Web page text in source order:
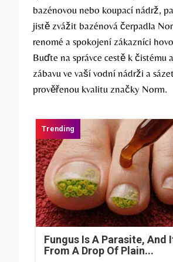
bazénovou nebo koupací nádrž,
jistě zvážit bazénová čerpadla
renomé a spokojení zákazníci
Buďte na správce cestě k čistému
zábavu ve vaší vodní nádrži a
prověřenou kvalitu značky Norm.
Fungus Is A Parasite, And
From A Drop Of Plain...